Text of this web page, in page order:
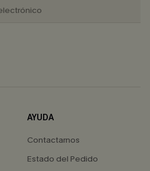
AYUDA
Contactarnos
Estado del Pedido